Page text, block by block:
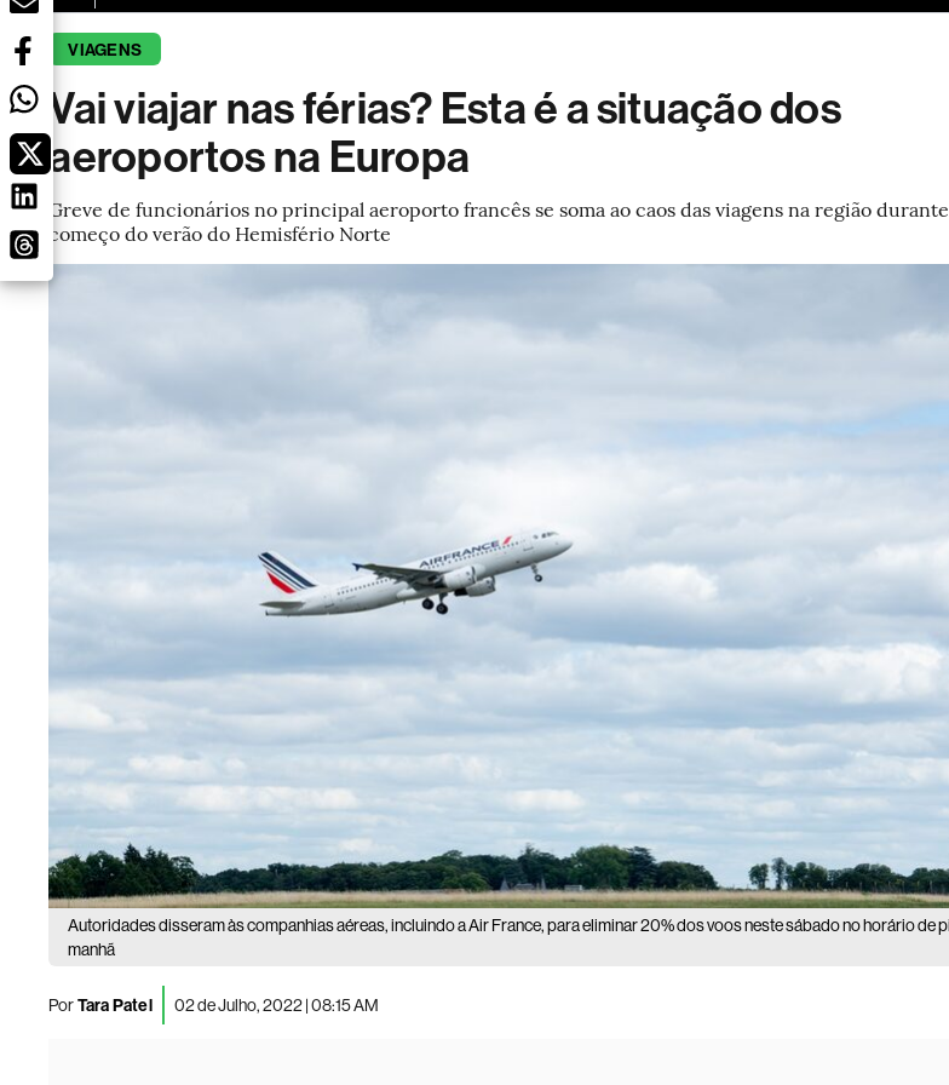
VIAGENS
Vai viajar nas férias? Esta é a situação dos
aeroportos na Europa
Greve de funcionários no principal aeroporto francês se soma ao caos das viagens na região
começo do verão do Hemisfério Norte
Autoridades disseram às companhias aéreas, incluindo a Air France, para eliminar 20% dos voos neste sábado no horário de
manhã
PorTara Patel 02 de Julho, 2022 | 08:15 AM